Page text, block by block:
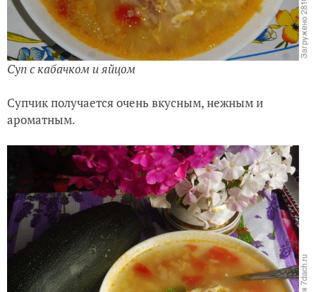
Суп с кабачком и яйцом
Супчик получается очень вкусным, нежным и
ароматным.